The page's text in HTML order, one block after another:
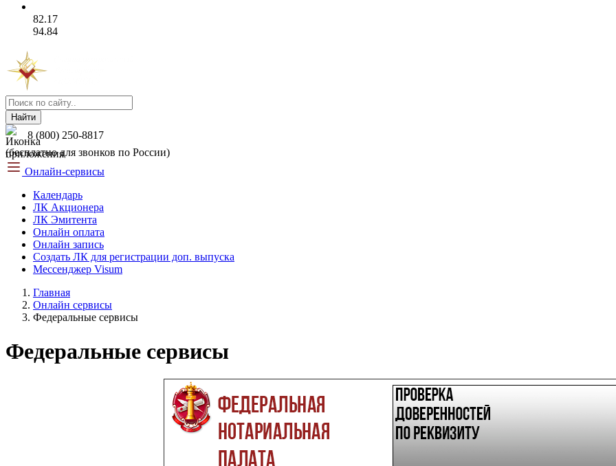
82.17
94.84
Найти
8 (800) 250-8817
(бесплатно для звонков по России)
Онлайн-сервисы
Календарь
ЛК Акционера
ЛК Эмитента
Онлайн оплата
Онлайн запись
Создать ЛК для регистрации доп. выпуска
Мессенджер Visum
Главная
Онлайн сервисы
Федеральные сервисы
Федеральные сервисы